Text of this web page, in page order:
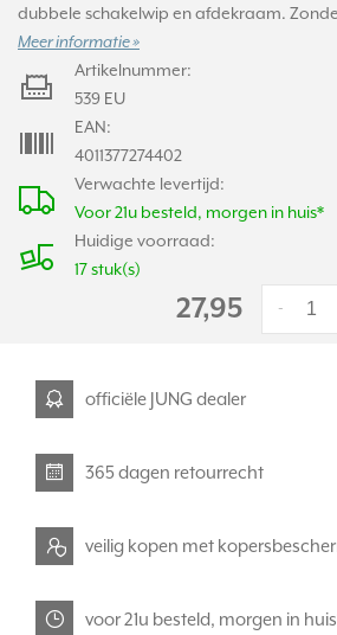
dubbele schakelwip en afdekraam.
Meer informatie »
Verwachte levertijd:
Voor 21u besteld, morgen in huis*
Huidige voorraad:
17 stuk(s)
Artikelnummer:
539 EU
EAN:
4011377274402
27,95 -
officiële JUNG dealer
365 dagen retourrecht
veilig kopen met
voor 21u besteld, morgen in